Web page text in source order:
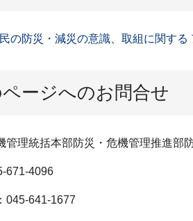
の防災・減災の意識、取組に関する
ージへのお問合せ
管理統括本部防災・危機管理推進部
671-4096
045-641-1677